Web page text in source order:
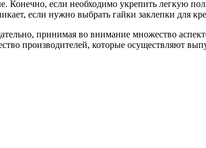
Конечно, если необходимо укрепить легкую
если нужно выбрать гайки заклепки для
принимая во внимание множество
производителей, которые осуществляют